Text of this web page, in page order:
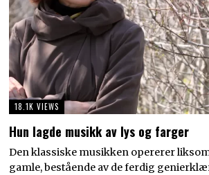
18.1K VIEWS
Hun lagde musikk av lys og farger
Den klassiske musikken opererer
gamle, bestående av de ferdig